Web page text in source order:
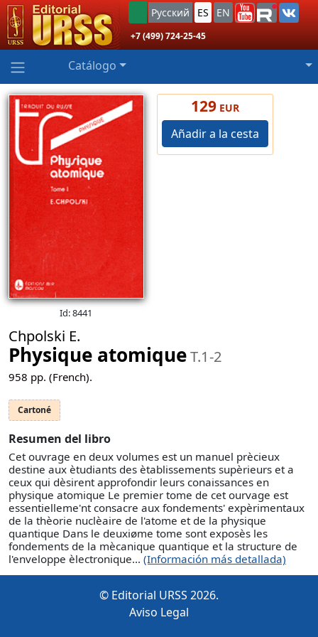
Русский ES EN
+7 (499) 724-25-45
Catálogo
Id: 8441
129EUR
Añadir a la cesta
Chpolski E.
Physique atomiqueT.1-2
958 pp. (French).
Cartoné
Resumen del libro
Cet ouvrage en deux volumes est un manuel prècieux
destine aux ètudiants des ètablissements supèrieurs et a
ceux qui dèsirent approfondir leurs conaissances en
physique atomique Le premier tome de cet ourvage est
essentielleme'nt consacre aux fondements' expèrimentaux
de la thèorie nuclèaire de l'atome et de la physique
quantique Dans le deuxiøme tome sont exposès les
fondements de la mècanique quantique et la structure de
l'enveloppe èlectronique... (Información más detallada)
© Editorial URSS 2026.
Aviso Legal